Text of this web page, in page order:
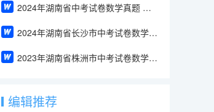
2024年湖南省中考试卷数学真题 （解析版）
2024年湖南省长沙市中考试卷数学真题（解析版）
2023年湖南省株洲市中考试卷数学真题（解析版）
编辑推荐